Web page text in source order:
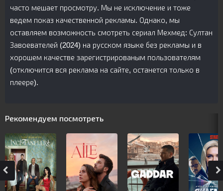
часто мешает просмотру. Мы не исключение и тоже
ведем показ качественной рекламы. Однако, мы
оставляем возможность смотреть сериал Мехмед: Султан
Завоевателей (2024) на русском языке без рекламы и в
хорошем качестве зарегистрированым пользователям
(отключится вся реклама на сайте, останется только в
плеере).
Рекомендуем посмотреть